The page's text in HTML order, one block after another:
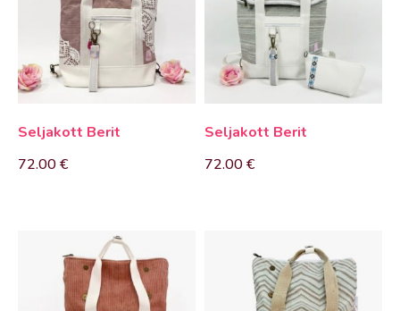
Seljakott Berit
72.00€
Seljakott Berit
72.00€